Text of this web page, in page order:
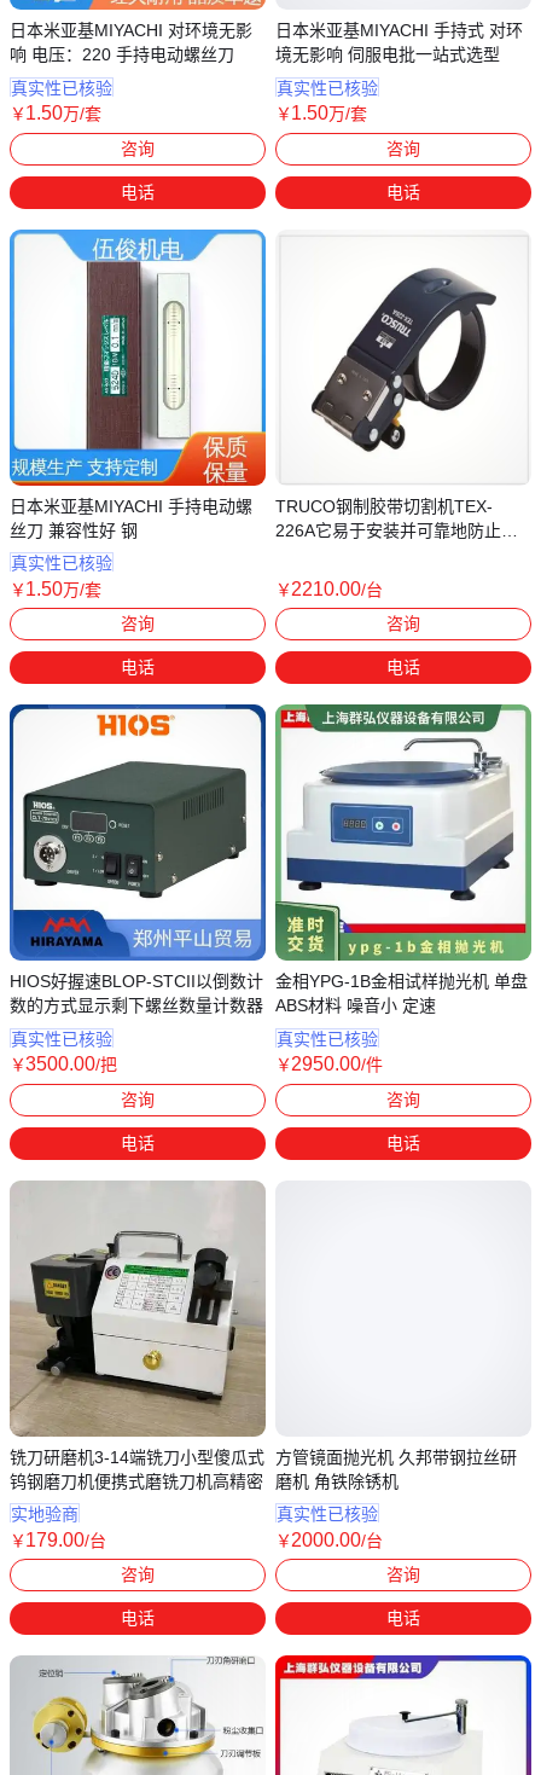
日本米亚基MIYACHI 对环境无影
响 电压：220 手持电动螺丝刀
真实性已核验
￥1.50万/套
咨询
电话
日本米亚基MIYACHI 手持电动螺
丝刀 兼容性好 钢
真实性已核验
￥1.50万/套
上海
咨询
电话
HIOS好握速BLOP-STCII以倒数计
数的方式显示剩下螺丝数量计数器
真实性已核验
￥3500.00/把
咨询
电话
铣刀研磨机3-14端铣刀小型傻瓜式
钨钢磨刀机便携式磨铣刀机高精密
实地验商
￥179.00/台
山东济宁
咨询
电话
日本米亚基MIYACHI 手持式 对环
境无影响 伺服电批一站式选型
真实性已核验
￥1.50万/套
咨询
电话
TRUCO钢制胶带切割机TEX-
226A它易于安装并可靠地防止脚
￥2210.00/台
山东青岛
咨询
电话
金相YPG-1B金相试样抛光机 单盘
ABS材料 噪音小 定速
真实性已核验
￥2950.00/件
咨询
电话
方管镜面抛光机 久邦带钢拉丝研
磨机 角铁除锈机
真实性已核验
￥2000.00/台
河北邢台
咨询
电话